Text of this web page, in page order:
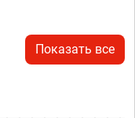
Показать все